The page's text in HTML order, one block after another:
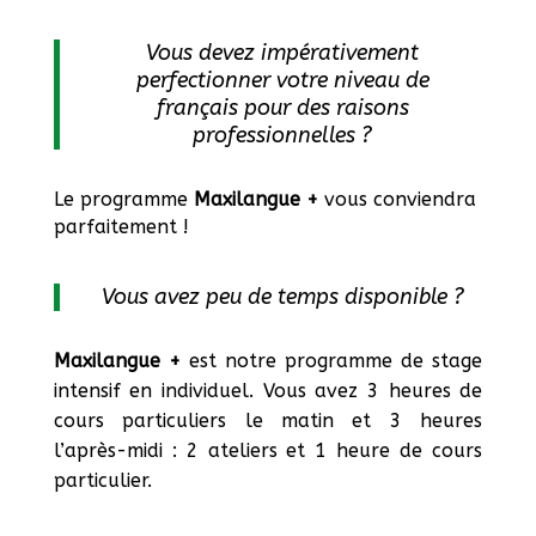
Vous devez impérativement
perfectionner votre niveau de
français pour des raisons
professionnelles ?
Le programme Maxilangue + vous conviendra
parfaitement !
Vous avez peu de temps disponible ?
Maxilangue + est notre programme de stage
intensif en individuel. Vous avez 3 heures de
cours particuliers le matin et 3 heures
l’après-midi : 2 ateliers et 1 heure de cours
particulier.